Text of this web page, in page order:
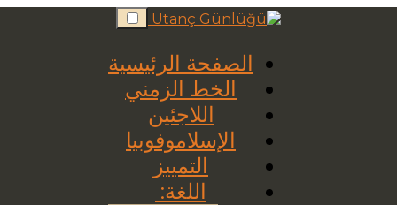
Skip
to
الصفحة الرئيسية
الخط الزمني
اللاجئين
الإسلاموفوبيا
التمييز
اللغة: